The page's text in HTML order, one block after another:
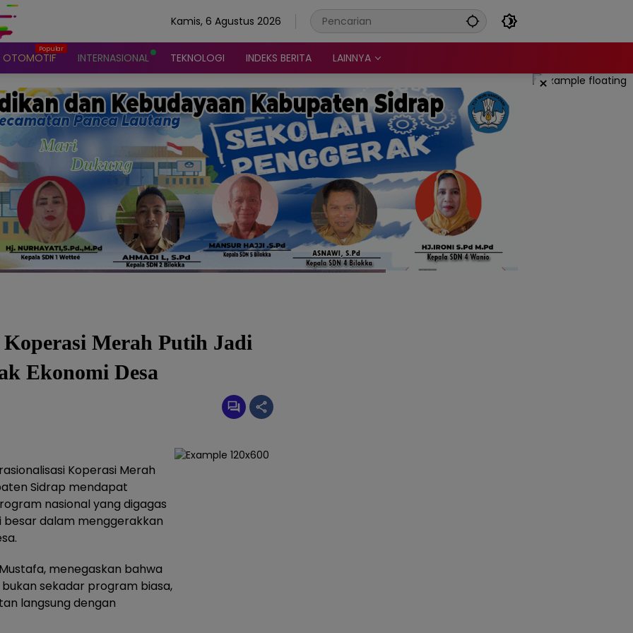
Kamis, 6 Agustus 2026
OTOMOTIF INTERNASIONAL TEKNOLOGI INDEKS BERITA LAINNYA
×
Merah Putih Jadi
Ekonomi Desa
Koperasi Merah
Sidrap mendapat
nasional yang digagas
besar dalam menggerakkan
menegaskan bahwa
sekadar program biasa,
langsung dengan